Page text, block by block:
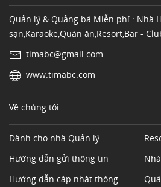
Quản lý & Quảng bá Miễn phí : Nhà
sạn,Karaoke,Quán ăn,Resort,Bar -
timabc@gmail.com
www.timabc.com
Về chúng tôi
Dành cho nhà Quản lý
Hướng dẫn gửi thông tin
Hướng dẫn cập nhật thông